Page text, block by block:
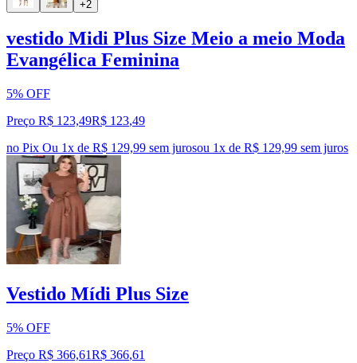
+2
vestido Midi Plus Size Meio a meio Moda
Evangélica Feminina
5% OFF
Preço R$ 123,49R$ 123,49
no Pix Ou 1x de R$ 129,99 sem jurosou 1x de R$ 129,99 sem juros
Vestido Mídi Plus Size
5% OFF
Preço R$ 366,61R$ 366,61